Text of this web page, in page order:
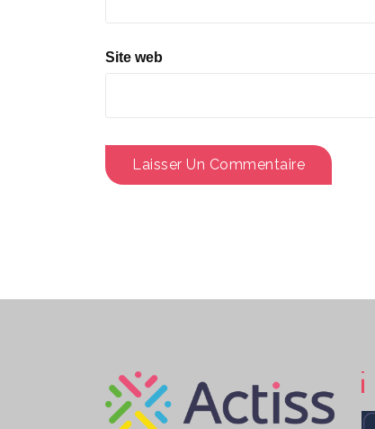
Site web